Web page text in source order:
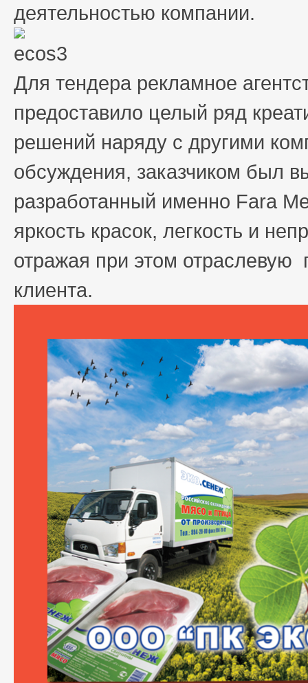
деятельностью компании.
Для тендера рекламное
предоставило целый ряд
решений наряду с другими
обсуждения, заказчиком был
разработанный именно Fara
яркость красок, легкость и
отражая при этом отраслевую
клиента.